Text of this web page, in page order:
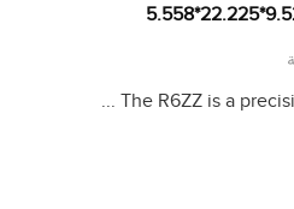
The R6ZZ is a
...